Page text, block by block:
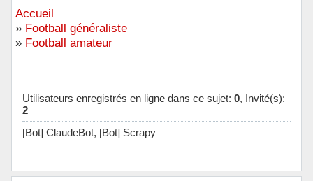
Accueil
» Football généraliste
» Football amateur
Utilisateurs enregistrés en ligne dans ce sujet: 0, Invité(s):
2
[Bot] ClaudeBot, [Bot] Scrapy